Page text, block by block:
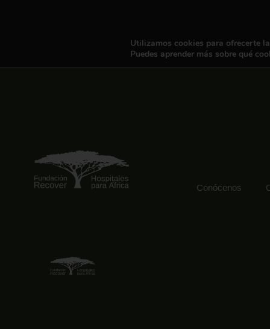
Conócenos
Utilizamos cookies para ofrecerte
Puedes aprender más sobre qué